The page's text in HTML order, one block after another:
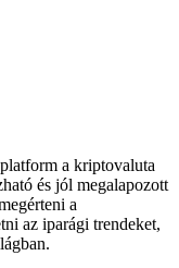
a kriptovaluta
és jól megalapozott
a
az iparági trendeket,